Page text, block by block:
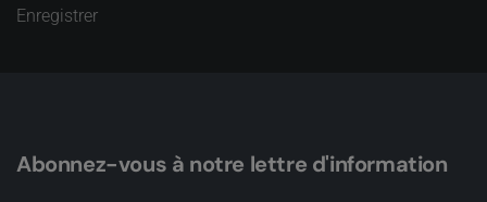
Enregistrer
Abonnez-vous à notre lettre d'information